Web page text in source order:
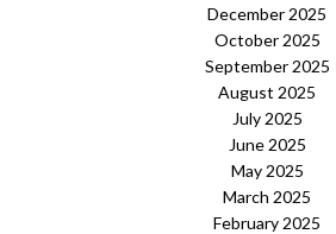
December 2025
October 2025
September 2025
August 2025
July 2025
June 2025
May 2025
March 2025
February 2025